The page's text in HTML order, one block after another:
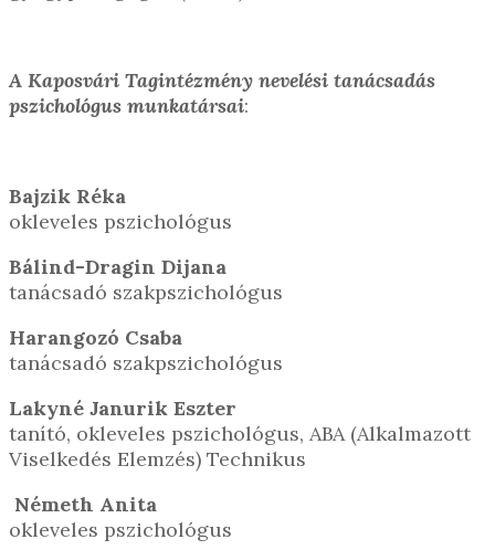
A Kaposvári Tagintézmény nevelési tanácsadás
pszichológus munkatársai:
Bajzik Réka
okleveles pszichológus
Bálind-Dragin Dijana
tanácsadó szakpszichológus
Harangozó Csaba
tanácsadó szakpszichológus
Lakyné Janurik Eszter
tanító, okleveles pszichológus, ABA (Alkalmazott
Viselkedés Elemzés) Technikus
Németh Anita
okleveles pszichológus